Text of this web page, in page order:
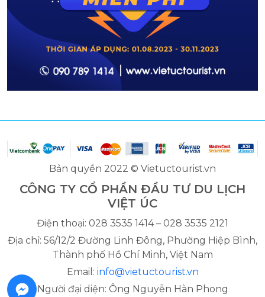
Bản quyền 2022 © Vietuctourist.vn
CÔNG TY CỔ PHẦN ĐẦU TƯ DU LỊCH
VIỆT ÚC
Điện thoại: 028 3535 1414 – 028 3535 2121
Địa chỉ: 56/12/2 Đường Linh Đông, Phường Hiệp Bình,
Thành phố Hồ Chí Minh, Việt Nam
Email: info@vietuctourist.vn
Người đại diện: Ông Nguyễn Hàn Phong